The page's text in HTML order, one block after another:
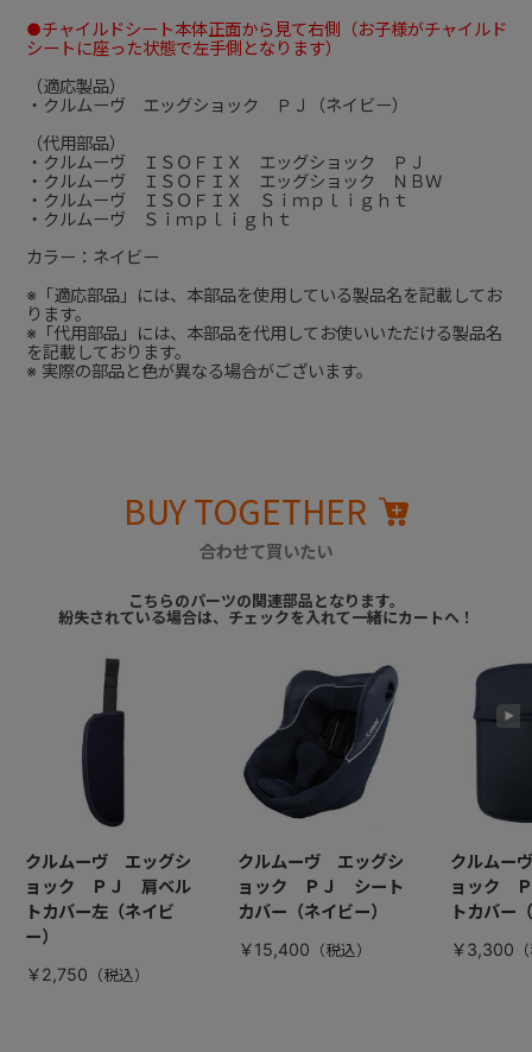
●チャイルドシート本体正面から見て右側（お子様がチャイルド
シートに座った状態で左手側となります）
（適応製品）
・クルムーヴ エッグショック ＰＪ（ネイビー）
（代用部品）
・クルムーヴ ＩＳＯＦＩＸ エッグショック ＰＪ
・クルムーヴ ＩＳＯＦＩＸ エッグショック ＮＢＷ
・クルムーヴ ＩＳＯＦＩＸ Ｓｉｍｐｌｉｇｈｔ
・クルムーヴ Ｓｉｍｐｌｉｇｈｔ
カラー：ネイビー
※「適応部品」には、本部品を使用している製品名を記載してお
ります。
※「代用部品」には、本部品を代用してお使いいただける製品名
を記載しております。
※ 実際の部品と色が異なる場合がございます。
BUY TOGETHER
合わせて買いたい
こちらのパーツの関連部品となります。
紛失されている場合は、チェックを入れて一緒にカートへ！
クルムーヴ エッグシ
ョック ＰＪ 肩ベル
トカバー左（ネイビ
ー）
￥2,750
クルムーヴ エッグシ
ョック ＰＪ シート
カバー（ネイビー）
￥15,400
クルムー
ョック
トカバー
￥3,300